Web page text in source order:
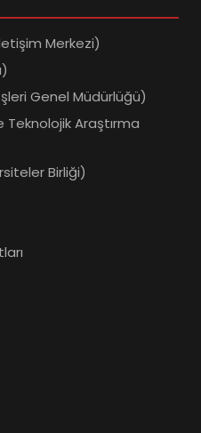
Merkezi)
Genel Müdürlüğü)
Teknolojik Araştırma
Birliği)